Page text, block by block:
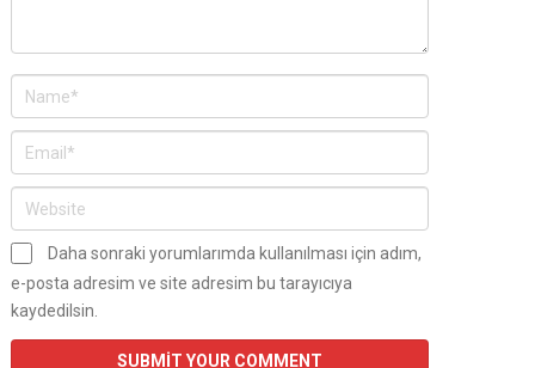
Daha sonraki yorumlarımda kullanılması için adım,
e-posta adresim ve site adresim bu tarayıcıya
kaydedilsin.